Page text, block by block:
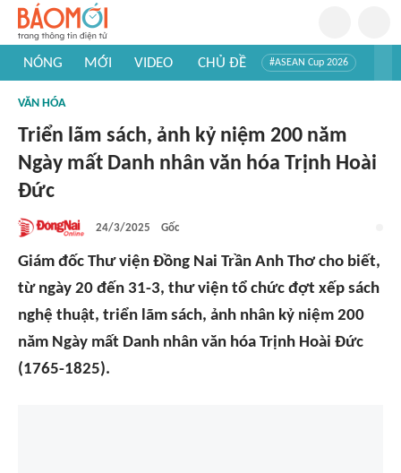
NÓNG MỚI VIDEO CHỦ ĐỀ #ASEAN Cup 2026
#Khám phá thế giới
VĂN HÓA
Triển lãm sách, ảnh kỷ niệm 200 năm
Ngày mất Danh nhân văn hóa Trịnh Hoài
Đức
24/3/2025 Gốc
Giám đốc Thư viện Đồng Nai Trần Anh Thơ cho biết,
từ ngày 20 đến 31-3, thư viện tổ chức đợt xếp sách
nghệ thuật, triển lãm sách, ảnh nhân kỷ niệm 200
năm Ngày mất Danh nhân văn hóa Trịnh Hoài Đức
(1765-1825).